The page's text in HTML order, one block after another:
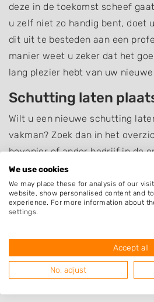
deze in de toekomst scheef
u zelf niet zo handig bent, doet
dit uit te besteden aan een
manier weet u zeker dat het
lang plezier hebt van uw
Schutting laten
Wilt u een nieuwe schutting
vakman? Zoek dan in het
hovenier of ander bedrijf in de
informeer naar de mogelijkheden.
Bent u op zoek naar iets anders
Neem dan eens een kijkje op
We use cookies
We may place these for analysis of our
website, show personalised content and
experience. For more information about
settings.
Accept all
No, adjust